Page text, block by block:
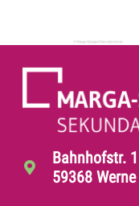
Bahnhofstr. 1
59368 Werne